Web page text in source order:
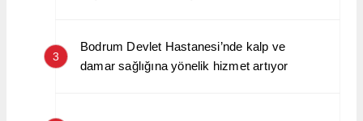
3
Bodrum Devlet Hastanesi’nde kalp ve
damar sağlığına yönelik hizmet artıyor